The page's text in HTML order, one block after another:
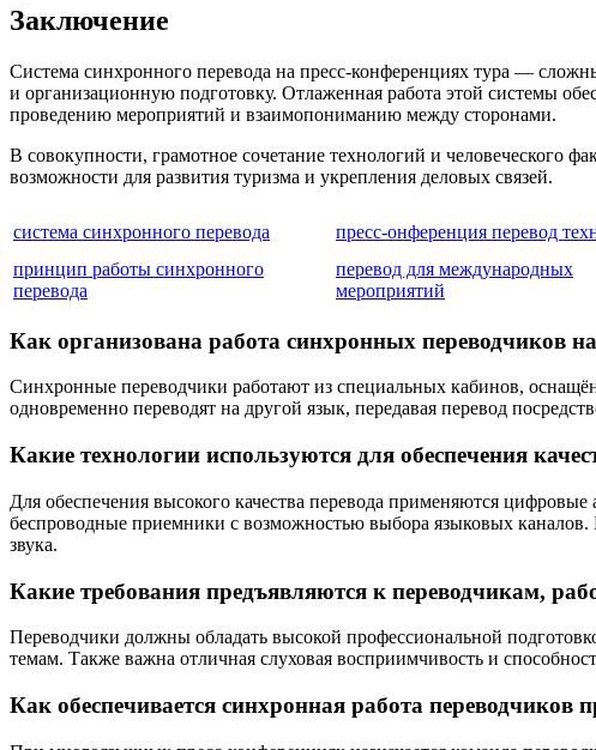
Заключение
Система синхронного перевода на пресс-конференциях тура —
и организационную подготовку. Отлаженная работа этой системы
проведению мероприятий и взаимопониманию между сторонами.
В совокупности, грамотное сочетание технологий и человеческого
возможности для развития туризма и укрепления деловых связей.
система синхронного перевода пресс-онференция перевод
принцип работы синхронного
перевода
перевод для международных
мероприятий
Как организована работа синхронных переводчиков
Синхронные переводчики работают из специальных кабинов,
одновременно переводят на другой язык, передавая перевод
Какие технологии используются для обеспечения
Для обеспечения высокого качества перевода применяются
беспроводные приемники с возможностью выбора языковых каналов.
звука.
Какие требования предъявляются к переводчикам,
Переводчики должны обладать высокой профессиональной
темам. Также важна отличная слуховая восприимчивость и
Как обеспечивается синхронная работа